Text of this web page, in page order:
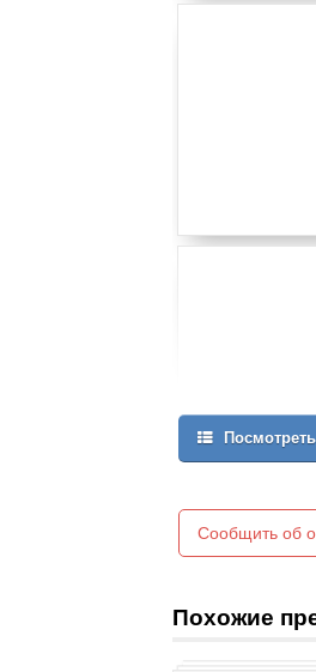
Сообщить об
Похожие